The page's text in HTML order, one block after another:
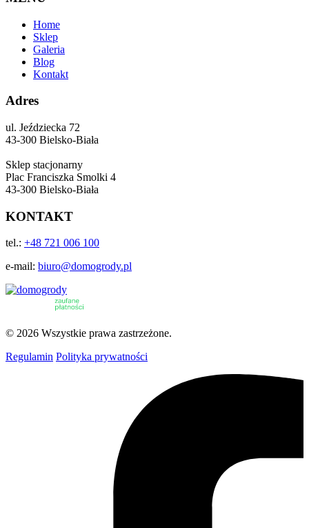
Home
Sklep
Galeria
Blog
Kontakt
Adres
ul. Jeździecka 72
43-300 Bielsko-Biała
Sklep stacjonarny
Plac Franciszka Smolki 4
43-300 Bielsko-Biała
KONTAKT
tel.: +48 721 006 100
e-mail: biuro@domogrody.pl
© 2026 Wszystkie prawa zastrzeżone.
Regulamin Polityka prywatności